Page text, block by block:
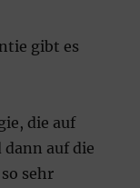
gibt es
die auf
auf die
sehr